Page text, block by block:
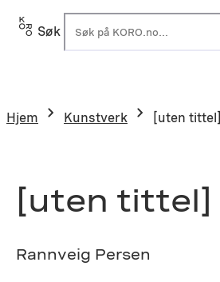
Hopp
Søk
Hjem Kunstverk [uten tittel]
[uten tittel]
Rannveig Persen